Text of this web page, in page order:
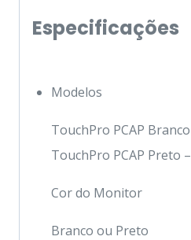
Especificações
Modelos
TouchPro PCAP
TouchPro PCAP Preto
Cor do Monitor
Branco ou Preto